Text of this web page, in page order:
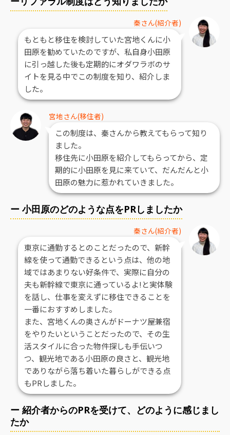
秦さん(紹介者)
もともと移住を検討していた宮地くんに小
田原を勧めていたのですが、私自身小田原
に引っ越した後も定期的にオダワラボのサ
イトを見る中でこの制度を知り、紹介しま
した。
宮地さん(移住者)
この制度は、秦さんから教えてもらって知り
ました。
移住先に小田原を紹介してもらってから、定
期的に小田原を見に来ていて、だんだんと小
田原の魅力に惹かれていきました。
ー 小田原のどのような点をPRしましたか
秦さん(紹介者)
東京に通勤するとのことだったので、新幹
線を使って通勤できるという点は、他の地
域ではあまりない好条件で、実際に自分の
夫も新幹線で東京に通っているよ!と実体験
を話し、仕事を変えずに移住できることを
一番におすすめしました。
また、宮地くんの奥さんがドーナツ屋兼宿
をやりたいということだったので、その生
活スタイルに合った物件探しも手伝いつ
つ、観光地である小田原の良さと、観光地
でありながら落ち着いた暮らしができる点
もPRしました。
ー 紹介者からのPRを受けて、どのように感じまし
たか